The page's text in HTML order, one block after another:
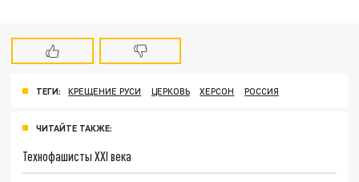
ТЕГИ: КРЕЩЕНИЕ РУСИ ЦЕРКОВЬ ХЕРСОН РОССИЯ
ЧИТАЙТЕ ТАКЖЕ:
Технофашисты XXI века